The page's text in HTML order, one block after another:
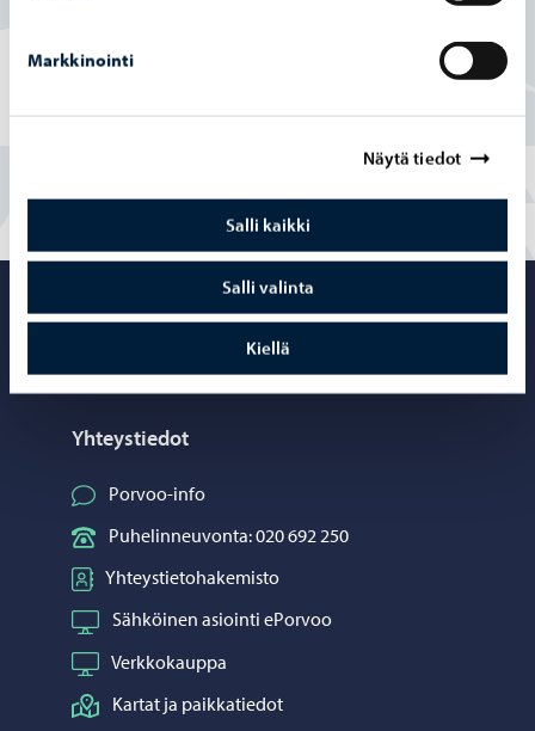
Markkinointi
Näytä tiedot
Salli kaikki
Salli valinta
Kiellä
Porvoo –
Yhteystiedot
Porvoo-info
Puhelinneuvonta: 020 692 250
Yhteystietohakemisto
Sähköinen asiointi ePorvoo
Verkkokauppa
Kartat ja paikkatiedot